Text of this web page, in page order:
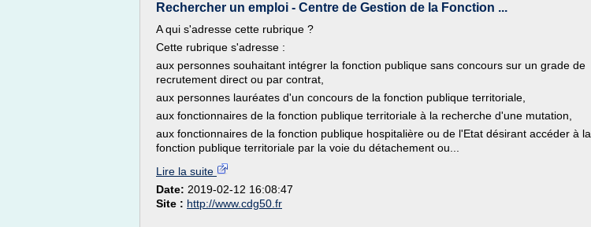
Rechercher un emploi - Centre de Gestion de la Fonction ...
A qui s'adresse cette rubrique ?
Cette rubrique s'adresse :
aux personnes souhaitant intégrer la fonction publique sans concours sur un grade de
recrutement direct ou par contrat,
aux personnes lauréates d'un concours de la fonction publique territoriale,
aux fonctionnaires de la fonction publique territoriale à la recherche d'une mutation,
aux fonctionnaires de la fonction publique hospitalière ou de l'Etat désirant accéder à la
fonction publique territoriale par la voie du détachement ou...
Lire la suite
Date: 2019-02-12 16:08:47
Site : http://www.cdg50.fr